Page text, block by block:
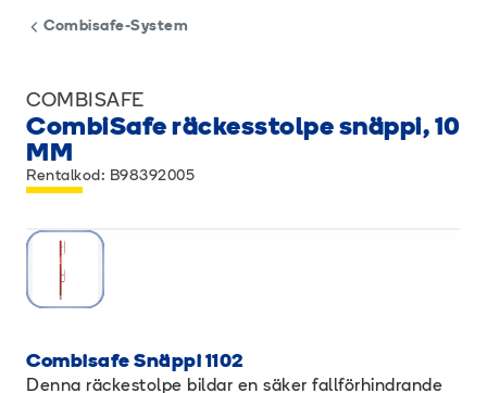
Combisafe-System
COMBISAFE
CombiSafe räckesstolpe snäppi, 10
MM
Rentalkod: B98392005
Combisafe Snäppi 1102
Denna räckestolpe bildar en säker fallförhindrande